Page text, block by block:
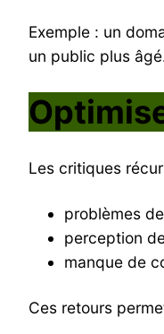
Exemple : un
un public plus
Les critiques
problèmes
perception
manque de
Ces retours